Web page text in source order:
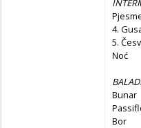
4.
5.
Noć
Bunar
Bor